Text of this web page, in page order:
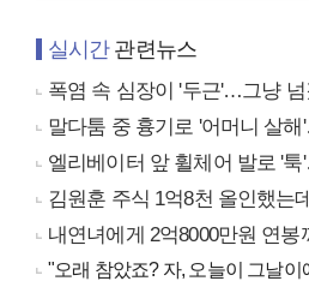
실시간관련뉴스
폭염 속 심장이 '두근'…그냥
말다툼 중 흉기로 '어머니 살
엘리베이터 앞 휠체어 발로 '
김원훈 주식 1억8천 올인했는
내연녀에게 2억8000만원 연
"오래 참았죠? 자, 오늘이 그날이